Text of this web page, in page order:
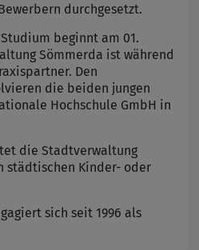
durchgesetzt.
beginnt am 01.
Sömmerda ist während
Den
die beiden jungen
Hochschule GmbH in
die Stadtverwaltung
städtischen Kinder- oder
sich seit 1996 als